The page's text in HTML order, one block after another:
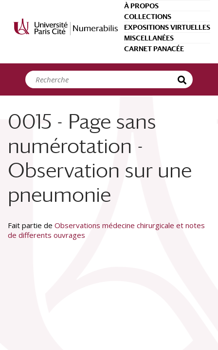
À PROPOS
COLLECTIONS
EXPOSITIONS VIRTUELLES
MISCELLANÉES
CARNET PANACÉE
0015 - Page sans
numérotation -
Observation sur une
pneumonie
Fait partie de Observations médecine chirurgicale et notes
de differents ouvrages